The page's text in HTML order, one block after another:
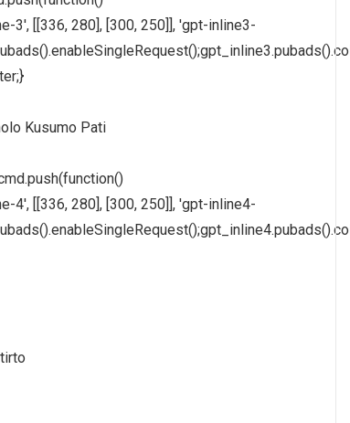
[[336, 280], [300, 250]], 'gpt-inline3-
Kusumo Pati
[[336, 280], [300, 250]], 'gpt-inline4-